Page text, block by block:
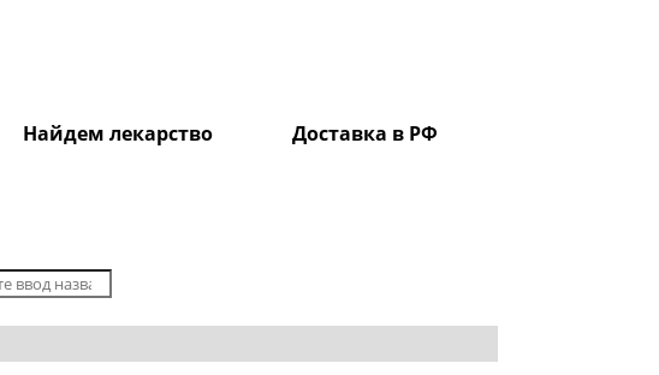
Найдем лекарство Доставка в РФ